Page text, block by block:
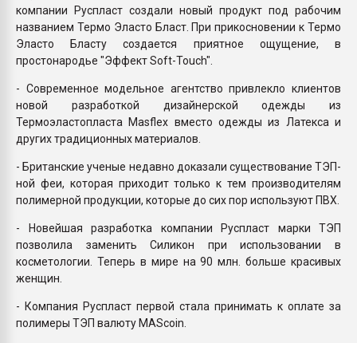
компании Руспласт создали новый продукт под рабочим
названием Термо Эласто Бласт. При прикосновении к Термо
Эласто Бласту создается приятное ощущение, в
простонародье "Эффект Soft-Touch".
- Современное модельное агентство привлекло клиентов
новой разработкой дизайнерской одежды из
Термоэластопласта Masflex вместо одежды из Латекса и
других традиционных материалов.
- Британские ученые недавно доказали существование ТЭП-
ной феи, которая приходит только к тем производителям
полимерной продукции, которые до сих пор используют ПВХ.
- Новейшая разработка компании Руспласт марки ТЭП
позволила заменить Силикон при использовании в
косметологии. Теперь в мире на 90 млн. больше красивых
женщин.
- Компания Руспласт первой стала принимать к оплате за
полимеры ТЭП валюту MAScoin.